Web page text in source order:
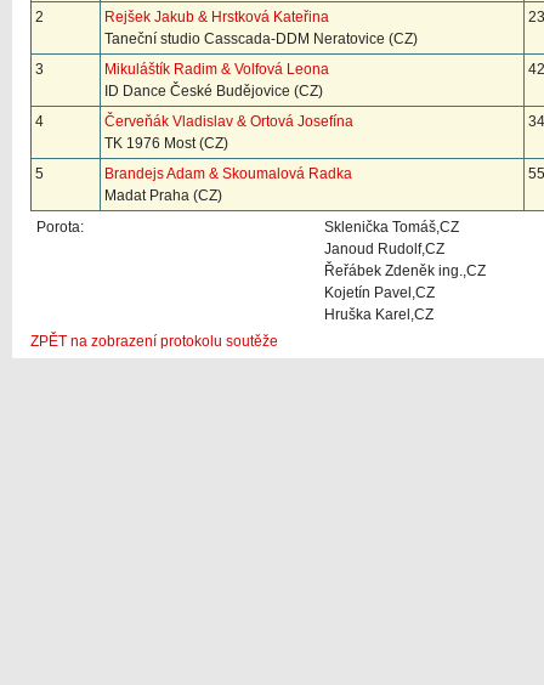
2
Rejšek Jakub & Hrstková Kateřina
Taneční studio Casscada-DDM Neratovice (CZ)
3
Mikuláštík Radim & Volfová Leona
ID Dance České Budějovice (CZ)
4
Červeňák Vladislav & Ortová Josefína
TK 1976 Most (CZ)
5
Brandejs Adam & Skoumalová Radka
Madat Praha (CZ)
Porota:
Sklenička Tomáš,CZ
Janoud Rudolf,CZ
Řeřábek Zdeněk ing.,CZ
Kojetín Pavel,CZ
Hruška Karel,CZ
ZPĚT na zobrazení protokolu soutěže